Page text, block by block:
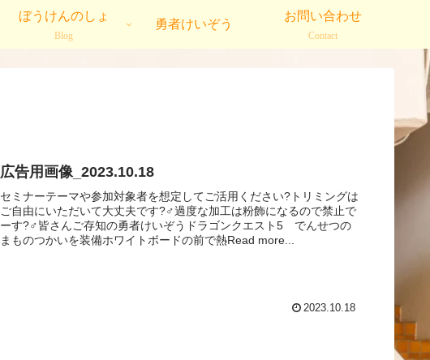
ぼうけんのしょ
Blog
勇者けいぞう
お問い合わせ
Contact
広告用画像_2023.10.18
セミナーテーマや参加対象者を想定してご活用ください?トリミングは
ご自由にいただいて大丈夫です?‍♂️過度な加工は粉飾になるので禁止で
ーす?‍♂️皆さんご存知の勇者けいぞうドラゴンクエスト5 でんせつの
まものつかいを装備ホワイトボードの前で熱Read more...
2023.10.18